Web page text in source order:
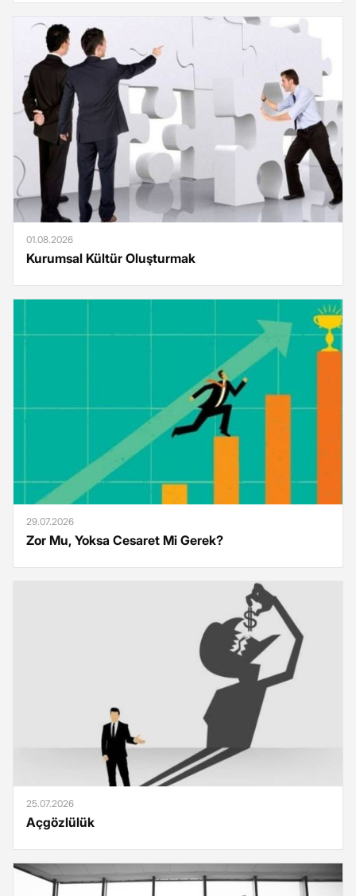
01.08.2026
Kurumsal Kültür Oluşturmak
29.07.2026
Zor Mu, Yoksa Cesaret Mi Gerek?
25.07.2026
Açgözlülük